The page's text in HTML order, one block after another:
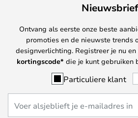
Nieuwsbrief
Ontvang als eerste onze beste
promoties en de nieuwste trends
designverlichting. Registreer je nu
kortingscode* die je kunt gebruiken
Particuliere klant